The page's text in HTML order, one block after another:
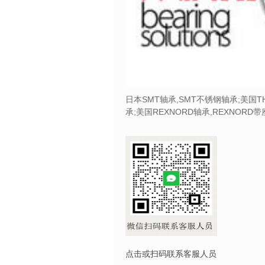
日本SMT轴承,SMT不锈钢轴承;美国
承;美国REXNORD轴承,REXNORD带
点击或扫码联系客服人员